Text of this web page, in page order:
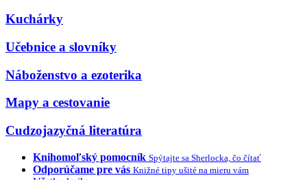
Kuchárky
Učebnice a slovníky
Náboženstvo a ezoterika
Mapy a cestovanie
Cudzojazyčná literatúra
Knihomoľský pomocník Spýtajte sa Sherlocka, čo čítať
Odporúčame pre vás Knižné tipy ušité na mieru vám